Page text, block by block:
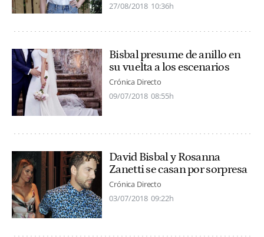
27/08/2018 10:36h
Bisbal presume de anillo en
su vuelta a los escenarios
Crónica Directo
09/07/2018 08:55h
David Bisbal y Rosanna
Zanetti se casan por sorpresa
Crónica Directo
03/07/2018 09:22h